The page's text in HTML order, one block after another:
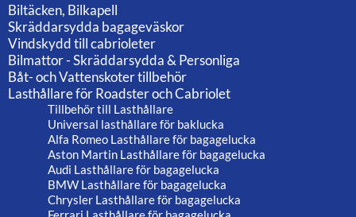
Biltäcken, Bilkapell
Skräddarsydda bagageväskor
Vindskydd till cabrioleter
Bilmattor - Skräddarsydda & Personliga
Båt- och Vattenskoter tillbehör
Lasthållare för Roadster och Cabriolet
Tillbehör till Lasthållare
Universal lasthållare för baklucka
Alfa Romeo Lasthållare för bagagelucka
Aston Martin Lasthållare för bagagelucka
Audi Lasthållare för bagagelucka
BMW Lasthållare för bagagelucka
Chrysler Lasthållare för bagagelucka